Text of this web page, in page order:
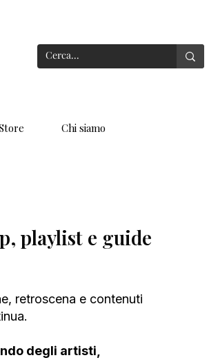
Chi siamo
playlist e guide
retroscena e contenuti
degli artisti,